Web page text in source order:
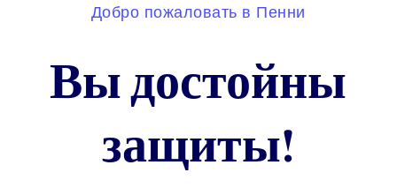
клиенты
Текущие
Добро пожаловать в Пенни
Вы достойны
защиты!